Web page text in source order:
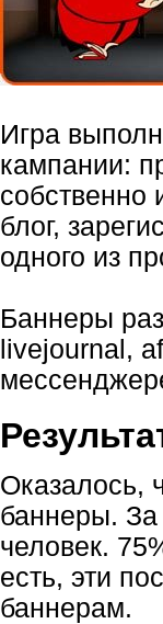
Игра
кампании:
собственно
блог,
одного из
Баннеры
livejournal,
Оказалось,
баннеры. За
человек.
есть, эти
баннерам.